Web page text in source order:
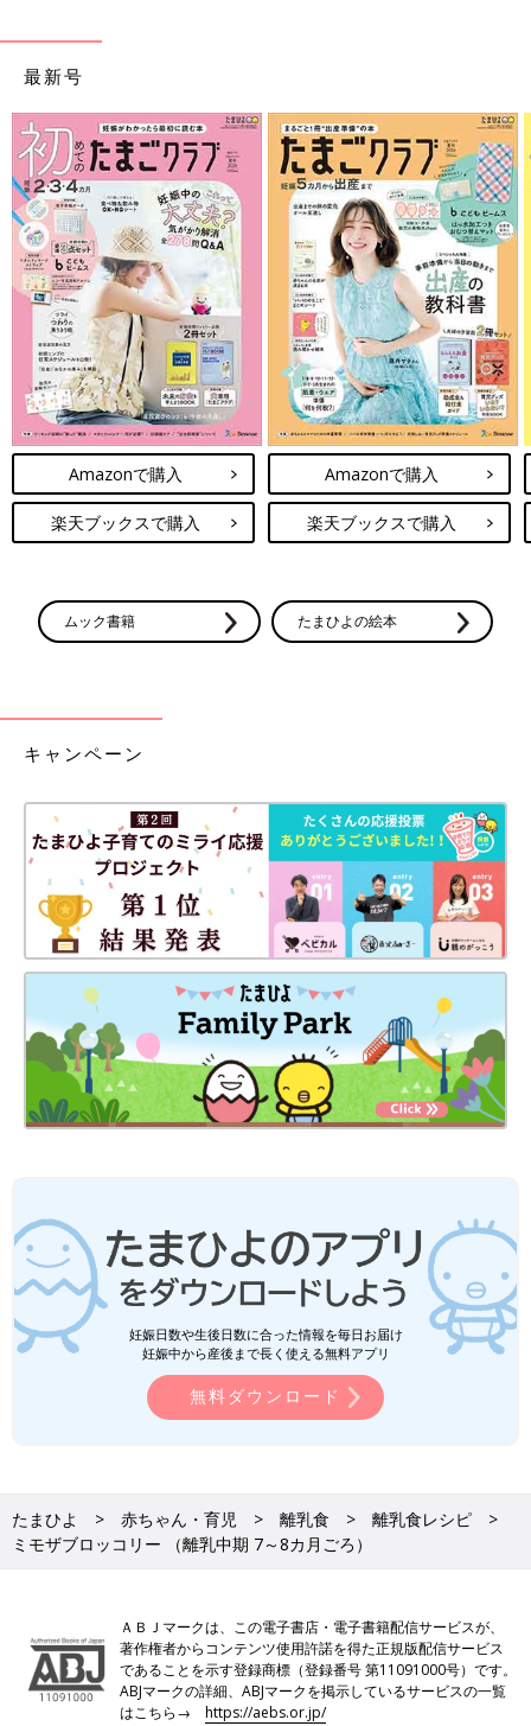
最新号
Amazonで購入
楽天ブックスで購入
Amazonで購入
楽天ブックスで購入
ムック書籍 たまひよの絵本
キャンペーン
妊娠日数や生後日数に合った情報を毎日お届け
妊娠中から産後まで長く使える無料アプリ
無料ダウンロード
たまひよ 赤ちゃん・育児 離乳食
離乳食レシピ
ミモザブロッコリー （離乳中期 7～8カ月ごろ）
ＡＢＪマークは、この電子書店・電子書籍配信サービスが、
著作権者からコンテンツ使用許諾を得た正規版配信サービス
であることを示す登録商標（登録番号 第11091000号）です。
ABJマークの詳細、ABJマークを掲示しているサービスの一覧
はこちら→https://aebs.or.jp/